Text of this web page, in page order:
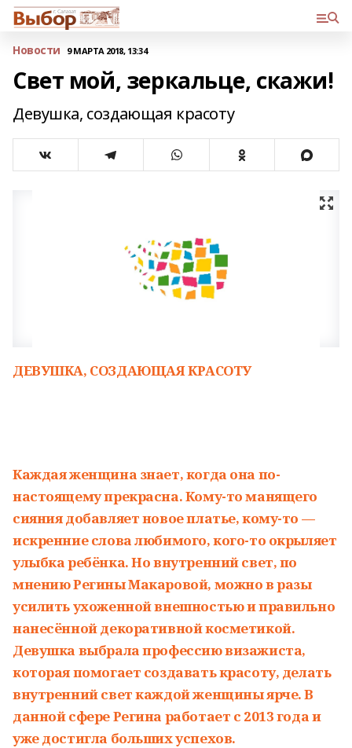
Новости 9 МАРТА 2018, 13:34
Свет мой, зеркальце, скажи!
Девушка, создающая красоту
ДЕВУШКА, СОЗДАЮЩАЯ КРАСОТУ
Каждая женщина знает, когда она по-
настоящему прекрасна. Кому-то манящего
сияния добавляет новое платье, кому-то —
искренние слова любимого, кого-то окрыляет
улыбка ребёнка. Но внутренний свет, по
мнению Регины Макаровой, можно в разы
усилить ухоженной внешностью и правильно
нанесённой декоративной косметикой.
Девушка выбрала профессию визажиста,
которая помогает создавать красоту, делать
внутренний свет каждой женщины ярче. В
данной сфере Регина работает с 2013 года и
уже достигла больших успехов.